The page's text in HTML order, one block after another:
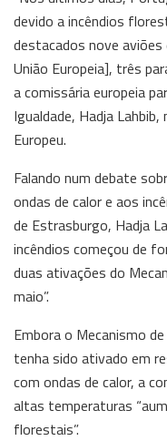
devido a incêndios
destacados nove
União Europeia], três
a comissária europeia
Igualdade, Hadja
Europeu.
Falando num debate
ondas de calor e aos
de Estrasburgo, Hadja
incêndios começou de
duas ativações do
maio”.
Embora o Mecanismo
tenha sido ativado em
com ondas de calor, a
altas temperaturas
florestais”.